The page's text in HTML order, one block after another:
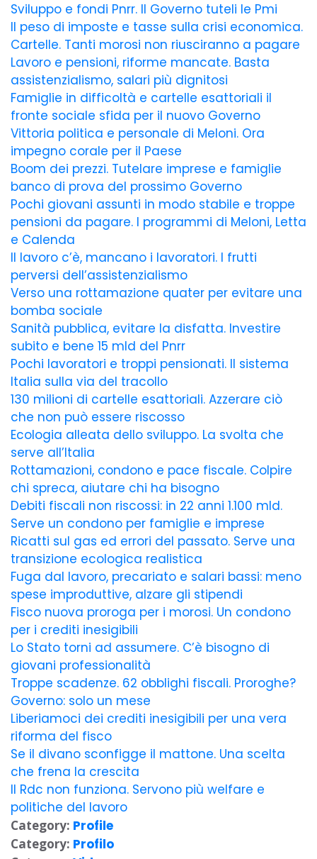
Sviluppo e fondi Pnrr. Il Governo tuteli le Pmi
Il peso di imposte e tasse sulla crisi economica.
Cartelle. Tanti morosi non riusciranno a pagare
Lavoro e pensioni, riforme mancate. Basta
assistenzialismo, salari più dignitosi
Famiglie in difficoltà e cartelle esattoriali il
fronte sociale sfida per il nuovo Governo
Vittoria politica e personale di Meloni. Ora
impegno corale per il Paese
Boom dei prezzi. Tutelare imprese e famiglie
banco di prova del prossimo Governo
Pochi giovani assunti in modo stabile e troppe
pensioni da pagare. I programmi di Meloni, Letta
e Calenda
Il lavoro c’è, mancano i lavoratori. I frutti
perversi dell’assistenzialismo
Verso una rottamazione quater per evitare una
bomba sociale
Sanità pubblica, evitare la disfatta. Investire
subito e bene 15 mld del Pnrr
Pochi lavoratori e troppi pensionati. Il sistema
Italia sulla via del tracollo
130 milioni di cartelle esattoriali. Azzerare ciò
che non può essere riscosso
Ecologia alleata dello sviluppo. La svolta che
serve all’Italia
Rottamazioni, condono e pace fiscale. Colpire
chi spreca, aiutare chi ha bisogno
Debiti fiscali non riscossi: in 22 anni 1.100 mld.
Serve un condono per famiglie e imprese
Ricatti sul gas ed errori del passato. Serve una
transizione ecologica realistica
Fuga dal lavoro, precariato e salari bassi: meno
spese improduttive, alzare gli stipendi
Fisco nuova proroga per i morosi. Un condono
per i crediti inesigibili
Lo Stato torni ad assumere. C’è bisogno di
giovani professionalità
Troppe scadenze. 62 obblighi fiscali. Proroghe?
Governo: solo un mese
Liberiamoci dei crediti inesigibili per una vera
riforma del fisco
Se il divano sconfigge il mattone. Una scelta
che frena la crescita
Il Rdc non funziona. Servono più welfare e
politiche del lavoro
Category: Profile
Category: Profilo